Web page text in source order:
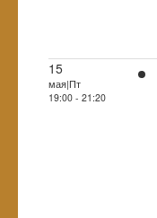
15
мая|Пт
19:00 - 21:20